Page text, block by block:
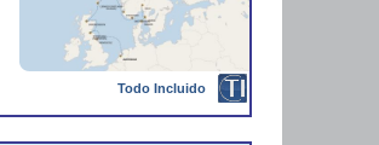
Todo Incluido